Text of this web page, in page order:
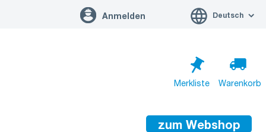
Anmelden Deutsch
Merkliste Warenkorb
zum Webshop